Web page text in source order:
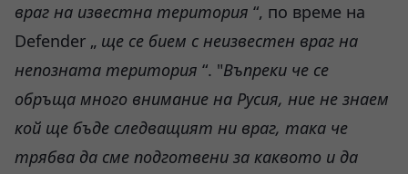
враг на известна територия “, по време на
Defender „ ще се бием с неизвестен враг на
непозната територия “. "Въпреки че се
обръща много внимание на Русия, ние не знаем
кой ще бъде следващият ни враг, така че
трябва да сме подготвени за каквото и да